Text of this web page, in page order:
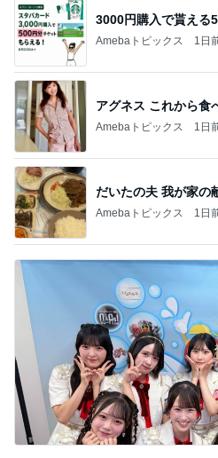
3000円購入で貰える
Amebaトピックス 1日
アグネス これから食
Amebaトピックス 1日
だいたの夫 我が家の
Amebaトピックス 1日